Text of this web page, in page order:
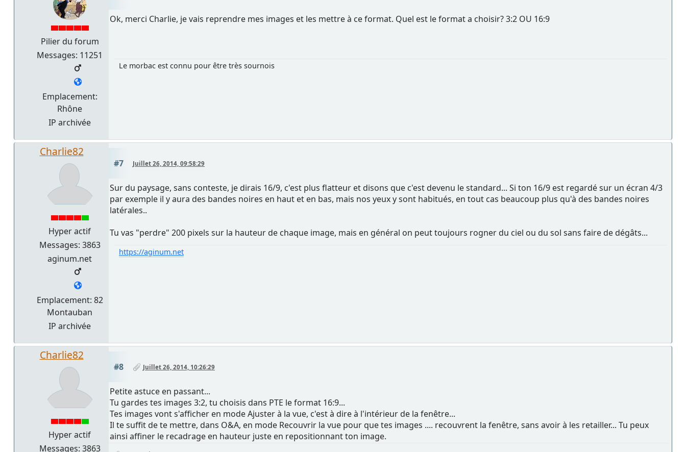
Pilier du forum
Messages: 11251
Emplacement:
Rhône
IP archivée
Ok, merci Charlie, je vais reprendre mes images et les mettre à ce format. Quel est le format a choisir? 3:2 OU 16:9
Le morbac est connu pour être très sournois
Charlie82
Hyper actif
Messages: 3863
aginum.net
Emplacement: 82
Montauban
IP archivée
#7 Juillet 26, 2014, 09:58:29
Sur du paysage, sans conteste, je dirais 16/9, c'est plus flatteur et disons que c'est devenu le standard... Si ton 16/9 est regardé sur un écran 4/3
par exemple il y aura des bandes noires en haut et en bas, mais nos yeux y sont habitués, en tout cas beaucoup plus qu'à des bandes noires
latérales..
Tu vas "perdre" 200 pixels sur la hauteur de chaque image, mais en général on peut toujours rogner du ciel ou du sol sans faire de dégâts...
https://aginum.net
Charlie82
Hyper actif
Messages: 3863
#8 Juillet 26, 2014, 10:26:29
Petite astuce en passant...
Tu gardes tes images 3:2, tu choisis dans PTE le format 16:9...
Tes images vont s'afficher en mode Ajuster à la vue, c'est à dire à l'intérieur de la fenêtre...
Il te suffit de te mettre, dans O&A, en mode Recouvrir la vue pour que tes images .... recouvrent la fenêtre, sans avoir à les retailler... Tu peux
ainsi affiner le recadrage en hauteur juste en repositionnant ton image.